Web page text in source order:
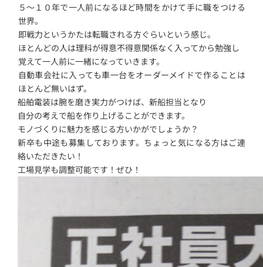
５～１０年で一人前になるほど時間をかけて手に職をつける
世界。
即戦力というかたは転職される方ぐらいという感じ。
ほとんどの人は理科が得意不得意関係なく入ってから勉強し
覚えて一人前に一緒になっていきます。
自動車会社に入っても車一台をオーダーメイドで作ることは
ほとんど無いはず。
船舶電装は腕を磨き実力がつけば、新船担当となり
自分の考えで船を作り上げることができます。
モノづくりに魅力を感じる方いかがでしょうか？
新卒も中途も募集しております。ちょっと気になる方はご連
絡いただきたい！
工場見学も調整可能です！ぜひ！